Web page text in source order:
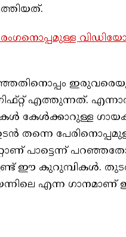
എത്തുന്നത്.
കേൾക്കാറുള്ള
പാട്ടെന്ന്
ഈ കുറുമ്പികൾ.
എന്ന